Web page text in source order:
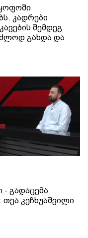
კადრები
შემდეგ
გახდა და
- გადაცემა
კეჩხუაშვილი